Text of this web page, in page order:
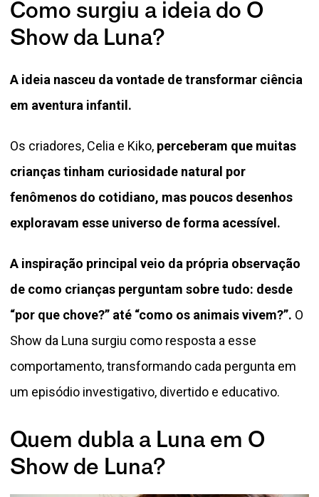
Como surgiu a ideia do O
Show da Luna?
A ideia nasceu da vontade de transformar ciência
em aventura infantil.
Os criadores, Celia e Kiko, perceberam que muitas
crianças tinham curiosidade natural por
fenômenos do cotidiano, mas poucos desenhos
exploravam esse universo de forma acessível.
A inspiração principal veio da própria observação
de como crianças perguntam sobre tudo: desde
“por que chove?” até “como os animais vivem?”. O
Show da Luna surgiu como resposta a esse
comportamento, transformando cada pergunta em
um episódio investigativo, divertido e educativo.
Quem dubla a Luna em O
Show de Luna?